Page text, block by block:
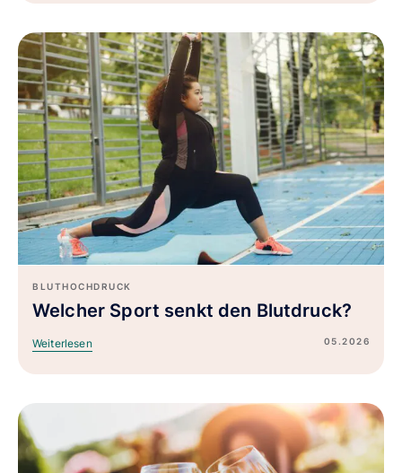
BLUTHOCHDRUCK
Welcher Sport senkt den Blutdruck?
Weiterlesen 05.2026